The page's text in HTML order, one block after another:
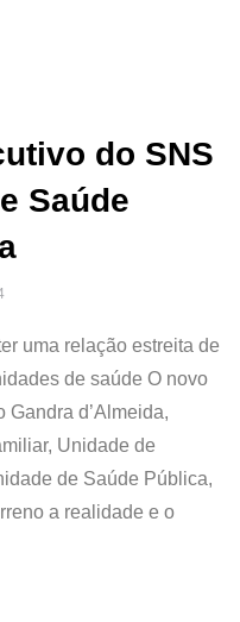
do SNS
Saúde
uma relação estreita de
de saúde O novo
Gandra d’Almeida,
Unidade de
de Saúde Pública,
a realidade e o